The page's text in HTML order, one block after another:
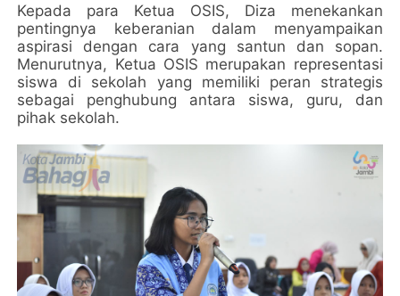
Kepada para Ketua OSIS, Diza menekankan
pentingnya keberanian dalam menyampaikan
aspirasi dengan cara yang santun dan sopan.
Menurutnya, Ketua OSIS merupakan representasi
siswa di sekolah yang memiliki peran strategis
sebagai penghubung antara siswa, guru, dan
pihak sekolah.